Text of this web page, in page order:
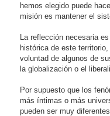
hemos elegido puede
misión es mantener el
La reflección necesaria
histórica de este
voluntad de algunos de
la globalización o el
Por supuesto que los
más íntimas o más
pueden ser muy